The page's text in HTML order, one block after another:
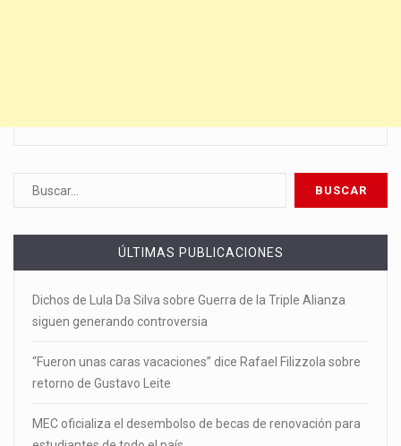
ÚLTIMAS PUBLICACIONES
Dichos de Lula Da Silva sobre Guerra de la Triple Alianza
siguen generando controversia
“Fueron unas caras vacaciones” dice Rafael Filizzola sobre
retorno de Gustavo Leite
MEC oficializa el desembolso de becas de renovación para